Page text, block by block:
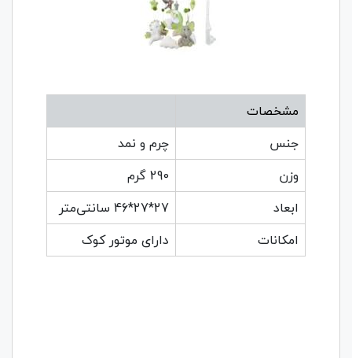
مشخصات
جنس
چرم و نمد
وزن
290 گرم
ابعاد
27*27*46 سانتی‌متر
امکانات
دارای موتور کوک